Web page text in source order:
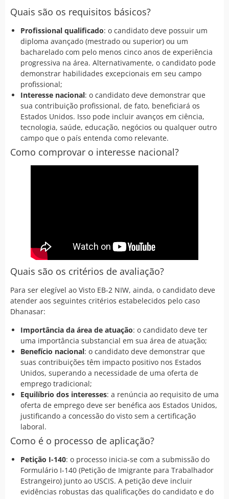
Quais são os requisitos básicos?
Profissional qualificado: o candidato deve possuir um
diploma avançado (mestrado ou superior) ou um
bacharelado com pelo menos cinco anos de experiência
progressiva na área. Alternativamente, o candidato pode
demonstrar habilidades excepcionais em seu campo
profissional;
Interesse nacional: o candidato deve demonstrar que
sua contribuição profissional, de fato, beneficiará os
Estados Unidos. Isso pode incluir avanços em ciência,
tecnologia, saúde, educação, negócios ou qualquer outro
campo que o país entenda como relevante.
Como comprovar o interesse nacional?
Quais são os critérios de avaliação?
Para ser elegível ao Visto EB-2 NIW, ainda, o candidato deve
atender aos seguintes critérios estabelecidos pelo caso
Dhanasar:
Importância da área de atuação: o candidato deve ter
uma importância substancial em sua área de atuação;
Benefício nacional: o candidato deve demonstrar que
suas contribuições têm impacto positivo nos Estados
Unidos, superando a necessidade de uma oferta de
emprego tradicional;
Equilíbrio dos interesses: a renúncia ao requisito de uma
oferta de emprego deve ser benéfica aos Estados Unidos,
justificando a concessão do visto sem a certificação
laboral.
Como é o processo de aplicação?
Petição I-140: o processo inicia-se com a submissão do
Formulário I-140 (Petição de Imigrante para Trabalhador
Estrangeiro) junto ao USCIS. A petição deve incluir
evidências robustas das qualificações do candidato e do